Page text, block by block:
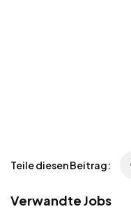
Teile diesen Beitrag:
Verwandte Jobs